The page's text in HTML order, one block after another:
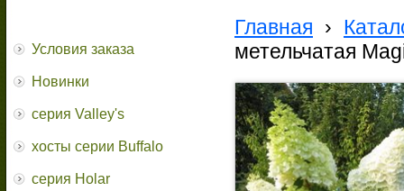
Условия заказа
Новинки
серия Valley's
хосты серии Buffalo
серия Holar
Главная ›
метельчатая